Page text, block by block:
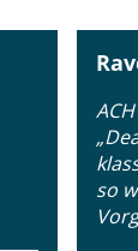
so